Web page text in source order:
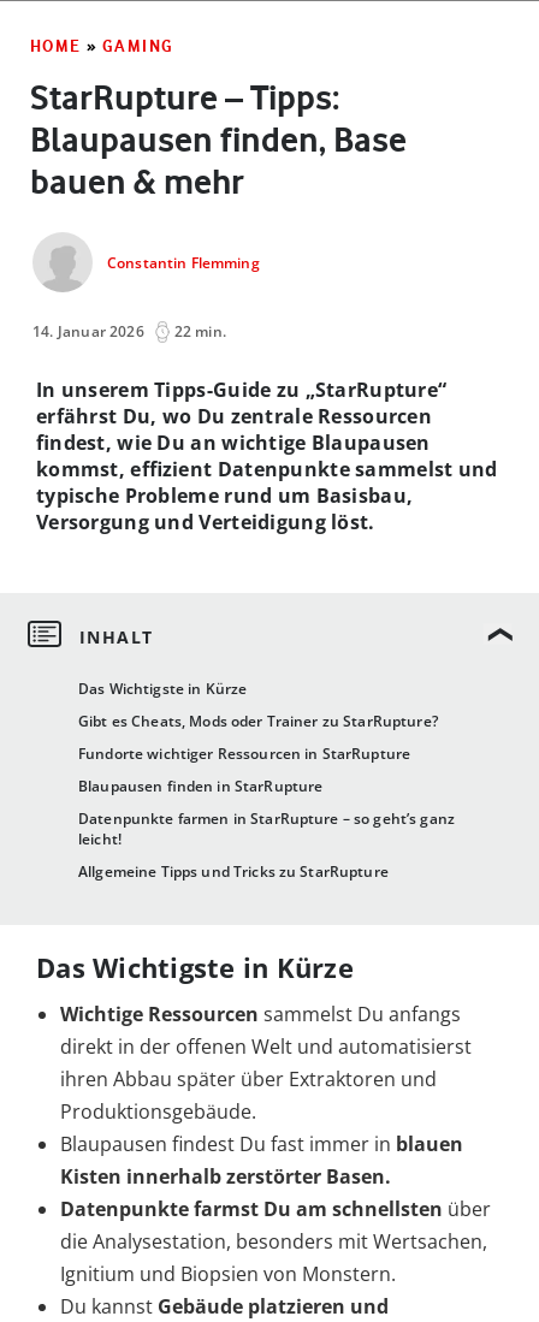
HOME » GAMING
StarRupture – Tipps:
Blaupausen finden, Base
bauen & mehr
Constantin Flemming
14. Januar 2026 22 min.
Das Wichtigste in Kürze
Gibt es Cheats, Mods oder Trainer zu StarRupture?
Fundorte wichtiger Ressourcen in StarRupture
Blaupausen finden in StarRupture
Datenpunkte farmen in StarRupture – so geht’s ganz
leicht!
Allgemeine Tipps und Tricks zu StarRupture
In unserem Tipps-Guide zu „StarRupture“
erfährst Du, wo Du zentrale Ressourcen
findest, wie Du an wichtige Blaupausen
kommst, effizient Datenpunkte sammelst und
typische Probleme rund um Basisbau,
Versorgung und Verteidigung löst.
Das Wichtigste in Kürze
Wichtige Ressourcen sammelst Du anfangs
direkt in der offenen Welt und automatisierst
ihren Abbau später über Extraktoren und
Produktionsgebäude.
Blaupausen findest Du fast immer in blauen
Kisten innerhalb zerstörter Basen.
Datenpunkte farmst Du am schnellsten über
die Analysestation, besonders mit Wertsachen,
Ignitium und Biopsien von Monstern.
Du kannst Gebäude platzieren und